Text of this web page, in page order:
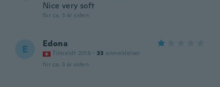
Nice very soft
for ca. 3 år siden
E Edona
Tilmeldt 2016 · 33 anmeldelser
for ca. 3 år siden